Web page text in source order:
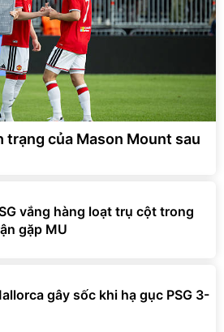
trạng của Mason Mount sau
vắng hàng loạt trụ cột trong
gặp MU
gây sốc khi hạ gục PSG 3-